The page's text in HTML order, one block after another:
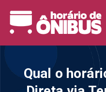
para
Qual o